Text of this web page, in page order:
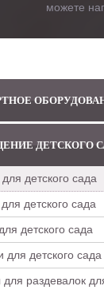
можете
ДЕТСКОГО
детского сада
детского сада
детского сада
для детского сада
раздевалок